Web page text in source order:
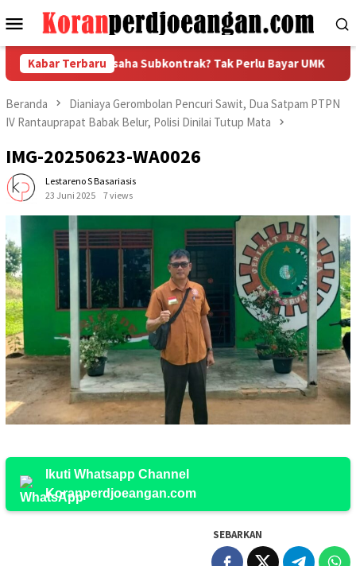
ke
Menu
Mobile
Kabar Terbaru
Jadi Pengusaha Subkontrak? Tak Perlu Bayar UMK
Beranda
Dianiaya Gerombolan Pencuri Sawit, Dua Satpam PTPN
IV Rantauprapat Babak Belur, Polisi Dinilai Tutup Mata
IMG-20250623-WA0026
Lestareno S Basariasis
23 Juni 2025
7 views
Ikuti Whatsapp Channel
Koranperdjoeangan.com
SEBARKAN